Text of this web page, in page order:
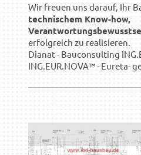
Wir freuen uns darauf, Ihr
technischem Know-how,
erfolgreich zu realisieren.
Dianat - Bauconsulting
ING.EUR.NOVA™ - Eureta-